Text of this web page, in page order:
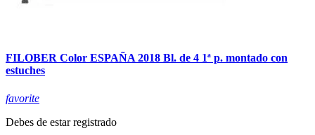
FILOBER Color ESPAÑA 2018 Bl. de 4 1ª p. montado con
estuches
favorite
Debes de estar registrado